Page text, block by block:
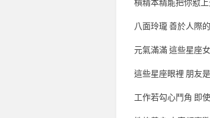
槓精本精能把你懟
八面玲瓏 善於人際
元氣滿滿 這些星座
這些星座眼裡 朋友
工作若勾心鬥角 即